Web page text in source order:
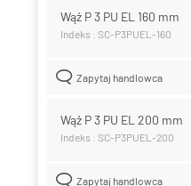
Wąż P 3 PU EL 160 mm
Indeks : SC-P3PUEL-160
Zapytaj handlowca
Wąż P 3 PU EL 200 mm
Indeks : SC-P3PUEL-200
Zapytaj handlowca